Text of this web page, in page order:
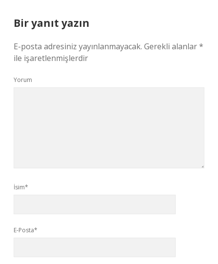
Bir yanıt yazın
E-posta adresiniz yayınlanmayacak. Gerekli alanlar*
ile işaretlenmişlerdir
Yorum
İsim*
E-Posta*